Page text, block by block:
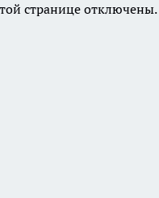
странице отключены.